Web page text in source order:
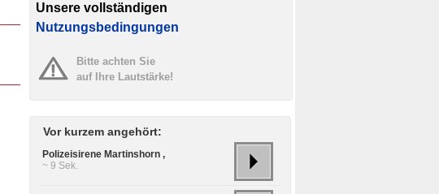
Unsere vollständigen
Nutzungsbedingungen
Bitte achten Sie
auf Ihre Lautstärke!
Vor kurzem angehört:
Polizeisirene Martinshorn ,
~ 9 Sek.